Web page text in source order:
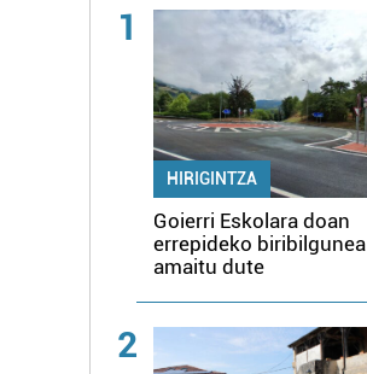
1
HIRIGINTZA
Goierri Eskolara doan
errepideko biribilgunea
amaitu dute
2